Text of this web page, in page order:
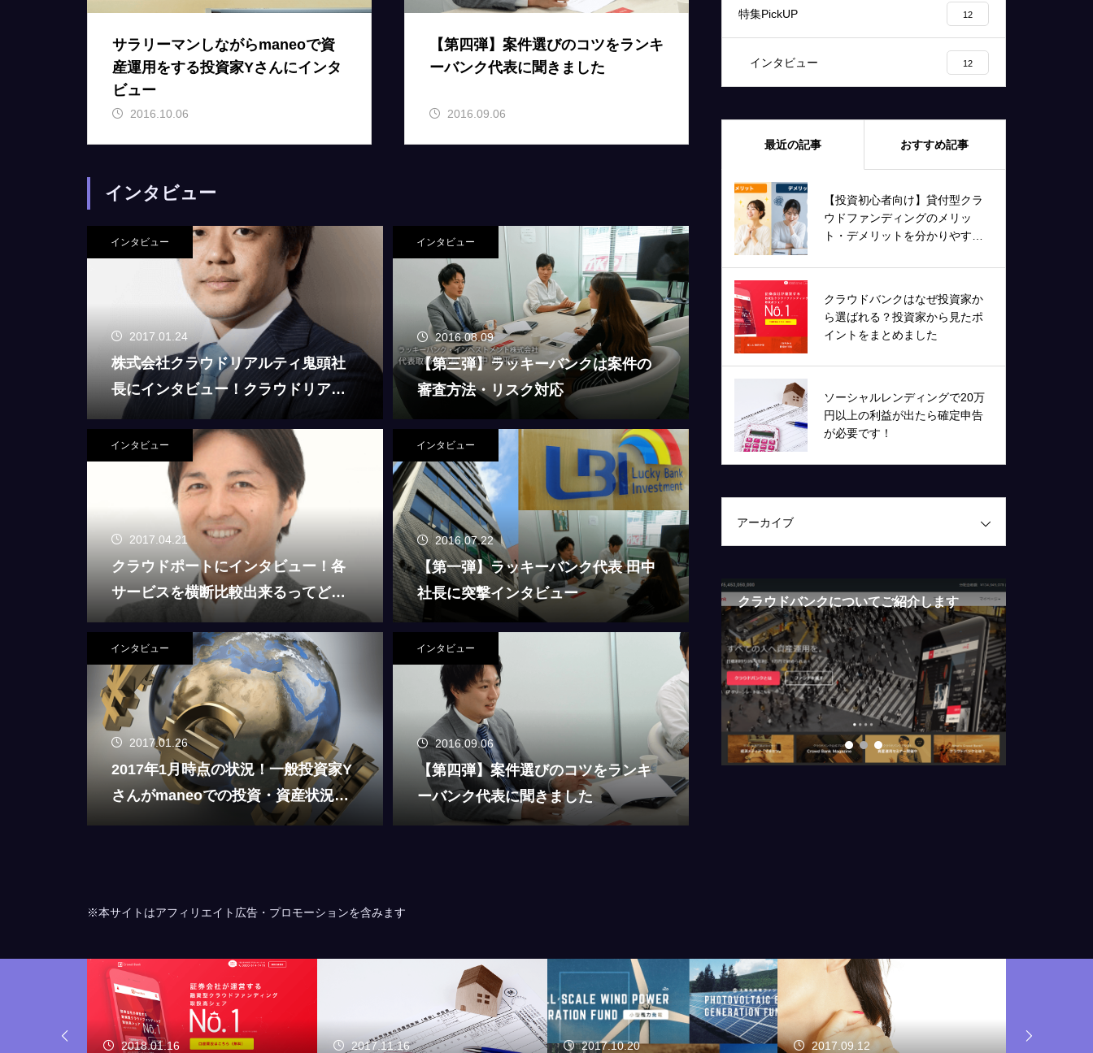
サラリーマンしながらmaneoで資
産運用をする投資家Yさんにインタ
ビュー
2016.10.06
【第四弾】案件選びのコツをランキ
ーバンク代表に聞きました
2016.09.06
インタビュー
インタビュー
2017.01.24
株式会社クラウドリアルティ鬼頭社
長にインタビュー！クラウドリアル
ティってどんなサービス？
インタビュー
2016.08.09
【第三弾】ラッキーバンクは案件の
審査方法・リスク対応
インタビュー
2017.04.21
クラウドポートにインタビュー！各
サービスを横断比較出来るってどう
いうこと？！
インタビュー
2016.07.22
【第一弾】ラッキーバンク代表 田中
社長に突撃インタビュー
インタビュー
2017.01.26
2017年1月時点の状況！一般投資家Y
さんがmaneoでの投資・資産状況を
公開してくれました！
インタビュー
2016.09.06
【第四弾】案件選びのコツをランキ
ーバンク代表に聞きました
特集PickUP 12
インタビュー 12
最近の記事 おすすめ記事
【投資初心者向け】貸付型クラ
ウドファンディングのメリッ
ト・デメリットを分かりやすく
クラウドバンクはなぜ投資家か
ら選ばれる？投資家から見たポ
イントをまとめました
ソーシャルレンディングで20万
円以上の利益が出たら確定申告
が必要です！
アーカイブ
クラウドバンクに投資をした風力発電ファ
ンド、3か月目の分配金が入金されまし
た！
今さら聞けない「マイナス金利」って何？
初心者が5分で理解できた分かりやすい説
明
クラウドバンクについてご紹介します
※本サイトはアフィリエイト広告・プロモーションを含みます
2017.11.16 2017.10.20 2017.09.12 2017.07.28